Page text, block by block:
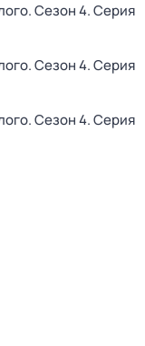
. Сезон 4. Серия
. Сезон 4. Серия
. Сезон 4. Серия